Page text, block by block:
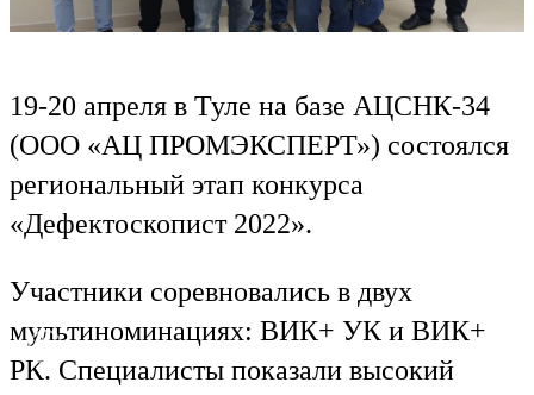
Ru En
19-20 апреля в Туле на базе АЦСНК-34
(ООО «АЦ ПРОМЭКСПЕРТ») состоялся
региональный этап конкурса
«Дефектоскопист 2022».
Участники соревновались в двух
мультиноминациях: ВИК+ УК и ВИК+
РК. Специалисты показали высокий